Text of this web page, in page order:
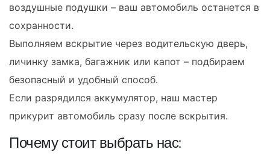
воздушные подушки – ваш автомобиль останется в
сохранности.
Выполняем вскрытие через водительскую дверь,
личинку замка, багажник или капот – подбираем
безопасный и удобный способ.
Если разрядился аккумулятор, наш мастер
прикурит автомобиль сразу после вскрытия.
Почему стоит выбрать нас: